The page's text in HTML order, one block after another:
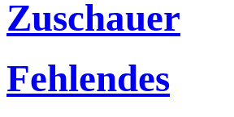
Zuschauer
Fehlendes